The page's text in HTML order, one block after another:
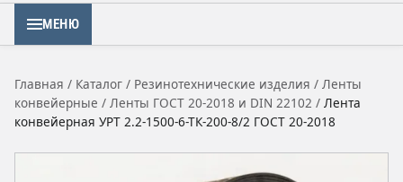
МЕНЮ
Главная / Каталог / Резинотехнические изделия / Ленты
конвейерные / Ленты ГОСТ 20-2018 и DIN 22102 / Лента
конвейерная УРТ 2.2-1500-6-ТК-200-8/2 ГОСТ 20-2018